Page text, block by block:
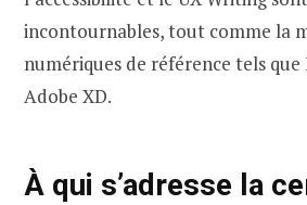
incontournables, tout comme la
numériques de référence tels que
Adobe XD.
À qui s’adresse la